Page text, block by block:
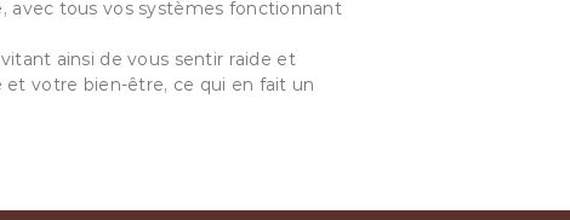
avec tous vos systèmes fonctionnant
ainsi de vous sentir raide et
votre bien-être, ce qui en fait un